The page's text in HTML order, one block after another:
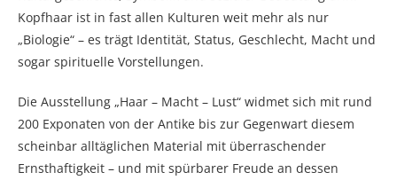
Kopfhaar ist in fast allen Kulturen weit mehr als nur
„Biologie“ – es trägt Identität, Status, Geschlecht, Macht und
sogar spirituelle Vorstellungen.
Die Ausstellung „Haar – Macht – Lust“ widmet sich mit rund
200 Exponaten von der Antike bis zur Gegenwart diesem
scheinbar alltäglichen Material mit überraschender
Ernsthaftigkeit – und mit spürbarer Freude an dessen